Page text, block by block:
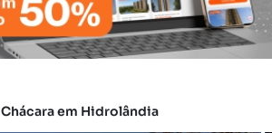
Chácara em Hidrolândia